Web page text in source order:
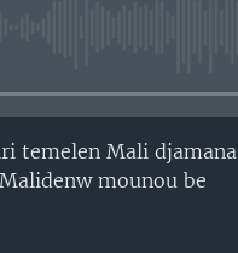
temelen Mali djamana
mounou be